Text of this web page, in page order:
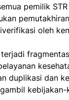
pemilik
oleh
terjadi
duplikasi dan
kebijakan-